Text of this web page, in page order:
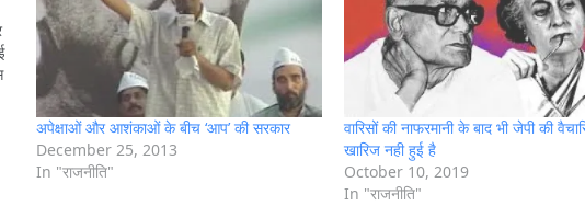
अपेक्षाओं और आशंकाओं के बीच ‘आप’ की सरकार
December 25, 2013
In "राजनीति"
वारिसों की नाफरमानी के बाद भी जेपी की
खारिज नही हुई है
October 10, 2019
In "राजनीति"